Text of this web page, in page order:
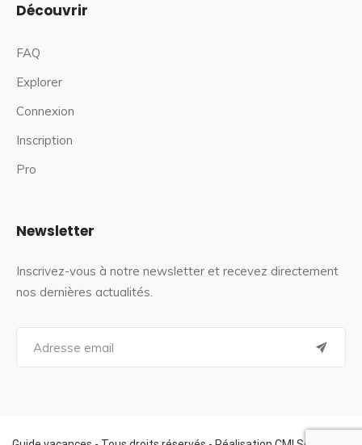
Découvrir
FAQ
Explorer
Connexion
Inscription
Pro
Newsletter
Inscrivez-vous à notre newsletter et recevez directement
nos dernières actualités.
a
f